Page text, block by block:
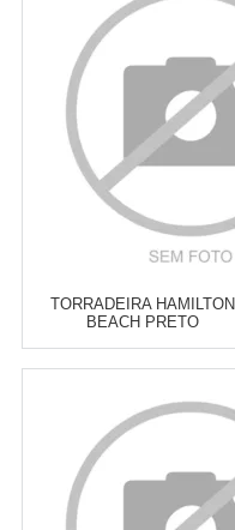
TORRADEIRA HAMILTON
BEACH PRETO
Revendedor)
x de
Cat:TORRADEIRAS
COMPRAR